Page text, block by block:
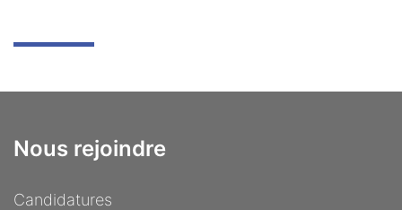
Nous rejoindre
Candidatures